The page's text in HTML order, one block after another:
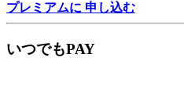
プレミアムに 申し込む
いつでもPAY